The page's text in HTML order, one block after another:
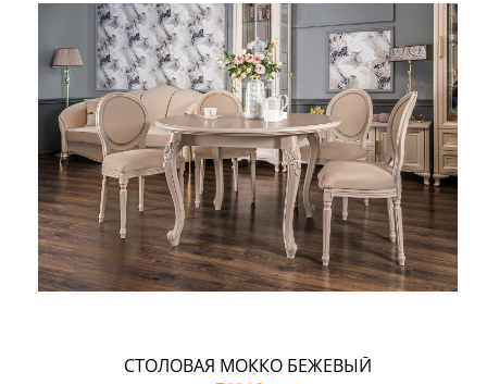
СТОЛОВАЯ МОККО БЕЖЕВЫЙ